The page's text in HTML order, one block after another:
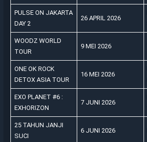
PULSE ON JAKARTA
DAY 2
26 APRIL 2026
WOODZ WORLD
TOUR
9 MEI 2026
ONE OK ROCK
DETOX ASIA TOUR
16 MEI 2026
EXO PLANET #6 :
EXHORIZON
7 JUNI 2026
25 TAHUN JANJI
SUCI
6 JUNI 2026